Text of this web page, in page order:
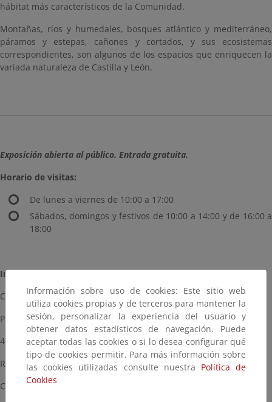
hábitat más característicos de la Comunidad.
Montañas, ríos y humedales, bosques atlántico y mediterráneo,
páramos y estepas, cañones y cortados, y sus ecosistemas
correspondientes, son algunos de los espacios que enriquecen la
variada naturaleza de Castilla y León.
Exposición abierta al público. Entrada gratuita.
Horario de visitas:
De lunes a viernes de 10:00 a 17:00
Sábados, domingos y festivos de 10:00 a 14:00 y de 16:00 a
18:00
Información y Reservas
Centro Nacional de Educación Ambiental. CENEAM
Paseo José María Ruiz-Dana, s/n
40109 Valsaín. San Ildefonso (Segovia)
Reservas Tel.: 921473880
Centralita Tel.: 921471711
Información sobre uso de cookies: Este sitio web
utiliza cookies propias y de terceros para mantener la
sesión, personalizar la experiencia del usuario y
obtener datos estadísticos de navegación. Puede
aceptar todas las cookies o si lo desea configurar qué
tipo de cookies permitir. Para más información sobre
las cookies utilizadas consulte nuestra Política de
Cookies